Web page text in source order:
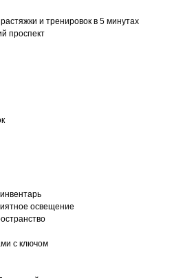
и тренировок в 5 минутах
проспект
освещение
с ключом